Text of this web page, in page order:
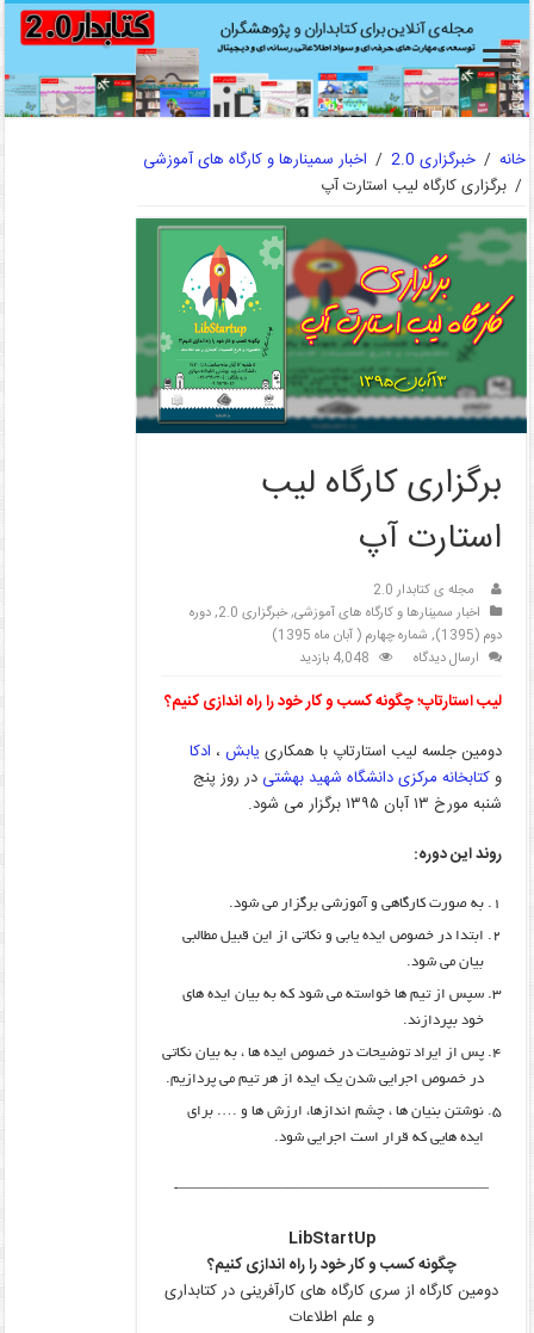
خانه / خبرگزاری 2.0 / اخبار سمینارها و کارگاه های آموزشی
/ برگزاری کارگاه لیب استارت آپ
برگزاری کارگاه لیب
استارت آپ
مجله ی کتابدار 2.0
اخبار سمینارها و کارگاه های آموزشی,خبرگزاری 2.0 ,دوره
دوم (1395)
, شماره چهارم ( آبان ماه 1395)
ارسال دیدگاه
4,048 بازدید
لیب استارتاپ؛ چگونه کسب و کار خود را راه اندازی کنیم؟
دومین جلسه لیب استارتاپ با همکاری یابش، ادکا
وکتابخانه مرکزی دانشگاه شهید بهشتی در روز پنج
شنبه مورخ ۱۳ آبان ۱۳۹۵ برگزار می شود.
روند این دوره:
به صورت کارگاهی و آموزشی برگزار می شود.
ابتدا در خصوص ایده یابی و نکاتی از این قبیل مطالبی
بیان می شود.
سپس از تیم ها خواسته می شود که به بیان ایده های
خود بپردازند.
پس از ایراد توضیحات در خصوص ایده ها ، به بیان نکاتی
در خصوص اجرایی شدن یک ایده از هر تیم می پردازیم.
نوشتن بنیان ها ، چشم اندازها، ارزش ها و …. برای
ایده هایی که قرار است اجرایی شود.
————————————————————-
LibStartUp
چگونه کسب و کار خود را راه اندازی کنیم؟
دومین کارگاه از سری کارگاه های کارآفرینی در کتابداری
و علم اطلاعات